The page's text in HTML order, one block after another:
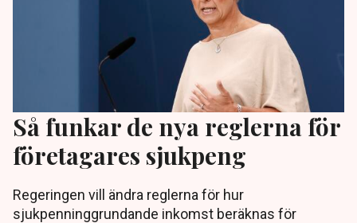
Så funkar de nya reglerna för
företagares sjukpeng
Regeringen vill ändra reglerna för hur
sjukpenninggrundande inkomst beräknas för